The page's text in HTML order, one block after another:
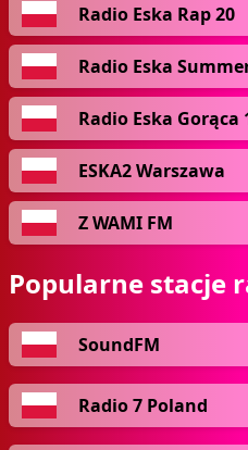
Radio Eska Rap 20
Radio Eska
Radio Eska Gorąca
ESKA2 Warszawa
Z WAMI FM
Popularne stacje
SoundFM
Radio 7 Poland